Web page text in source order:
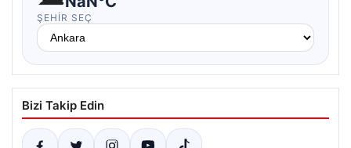
ŞEHIR SEÇ
Bizi Takip Edin